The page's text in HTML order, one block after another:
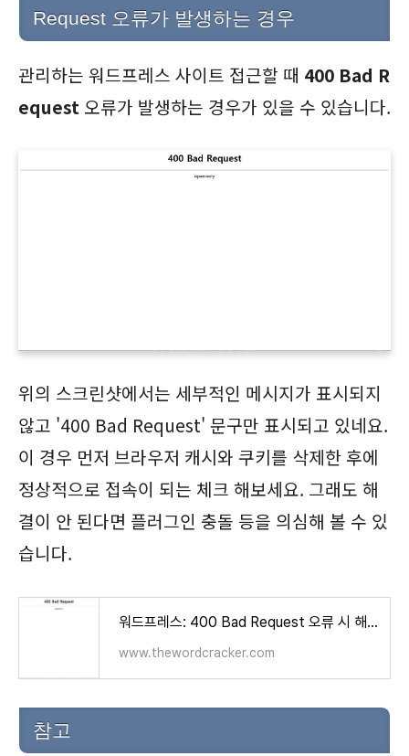
Request 오류가 발생하는 경우
관리하는 워드프레스 사이트 접근할 때 400 Bad R
equest 오류가 발생하는 경우가 있을 수 있습니다.
위의 스크린샷에서는 세부적인 메시지가 표시되지
않고 '400 Bad Request' 문구만 표시되고 있네요.
이 경우 먼저 브라우저 캐시와 쿠키를 삭제한 후에
정상적으로 접속이 되는 체크 해보세요. 그래도 해
결이 안 된다면 플러그인 충돌 등을 의심해 볼 수 있
습니다.
워드프레스: 400 Bad Request 오류 시 해결 방법 - 워드프레스 정보꾸러미
www.thewordcracker.com
참고